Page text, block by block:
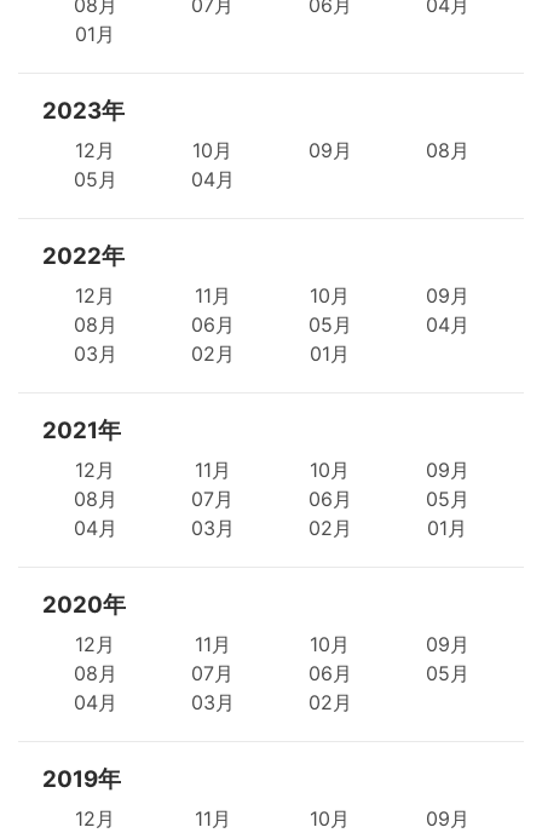
01月
2023年
12月 10月 09月
08月
05月
04月
2022年
12月 11月 10月
09月
08月
06月 05月
04月
03月
02月 01月
2021年
12月 11月 10月
09月
08月
07月 06月
05月
04月
03月 02月 01月
2020年
12月 11月 10月
09月
08月
07月 06月
05月
04月
03月 02月
2019年
12月 11月 10月
09月